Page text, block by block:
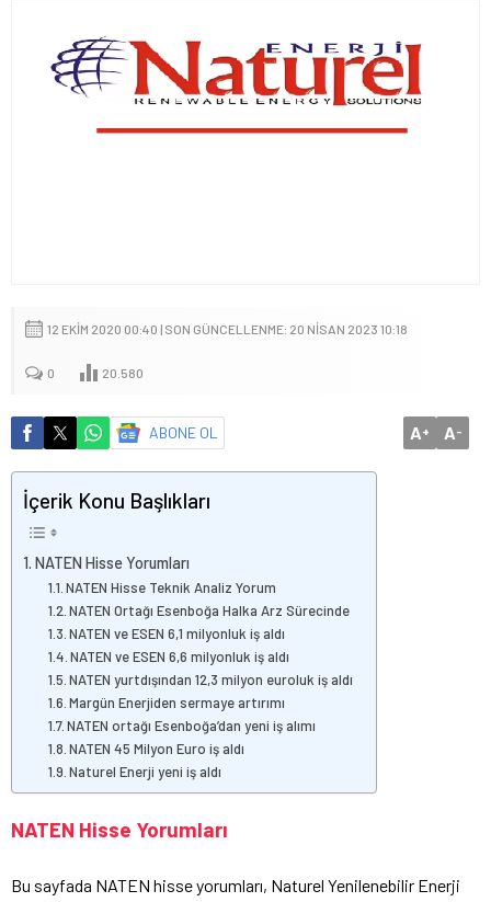
12 EKIM 2020 00:40 | SON GÜNCELLENME: 20 NISAN 2023 10:18
0 20.580
ABONE OL A+ A-
İçerik Konu Başlıkları
NATEN Hisse Yorumları
NATEN Hisse Teknik Analiz Yorum
NATEN Ortağı Esenboğa Halka Arz Sürecinde
NATEN ve ESEN 6,1 milyonluk iş aldı
NATEN ve ESEN 6,6 milyonluk iş aldı
NATEN yurtdışından 12,3 milyon euroluk iş aldı
Margün Enerjiden sermaye artırımı
NATEN ortağı Esenboğa’dan yeni iş alımı
NATEN 45 Milyon Euro iş aldı
Naturel Enerji yeni iş aldı
NATEN Hisse Yorumları
Bu sayfada NATEN hisse yorumları, Naturel Yenilenebilir Enerji